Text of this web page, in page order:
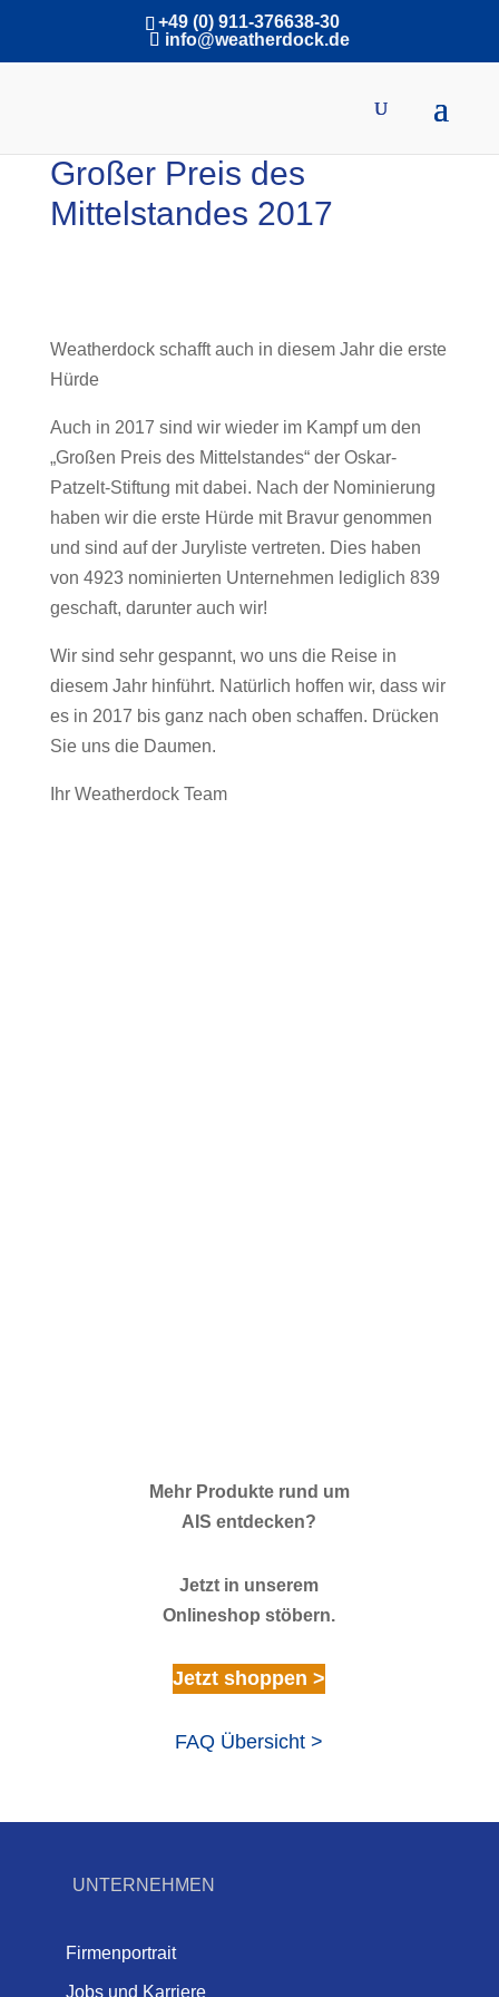
+49 (0) 911-376638-30
info@weatherdock.de
Großer Preis des
Mittelstandes 2017
Weatherdock schafft auch in diesem Jahr die erste
Hürde
Auch in 2017 sind wir wieder im Kampf um den
„Großen Preis des Mittelstandes“ der Oskar-
Patzelt-Stiftung mit dabei. Nach der Nominierung
haben wir die erste Hürde mit Bravur genommen
und sind auf der Juryliste vertreten. Dies haben
von 4923 nominierten Unternehmen lediglich 839
geschaft, darunter auch wir!
Wir sind sehr gespannt, wo uns die Reise in
diesem Jahr hinführt. Natürlich hoffen wir, dass wir
es in 2017 bis ganz nach oben schaffen. Drücken
Sie uns die Daumen.
Ihr Weatherdock Team
Mehr Produkte rund um
AIS entdecken?
Jetzt in unserem
Onlineshop stöbern.
Jetzt shoppen >
FAQ Übersicht >
UNTERNEHMEN
Firmenportrait
Jobs und Karriere